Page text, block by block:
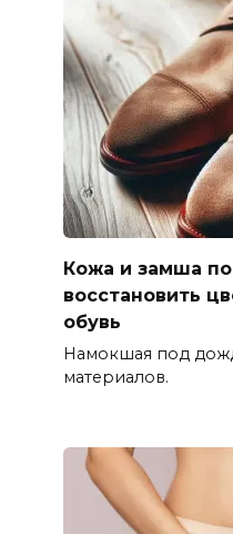
Кожа и замша
восстановить
обувь
Намокшая под
материалов.